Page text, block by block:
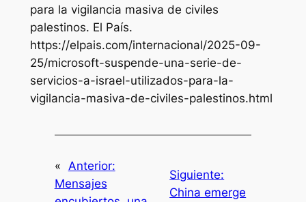
para la vigilancia masiva de civiles
palestinos. El País.
https://elpais.com/internacional/2025-09-
25/microsoft-suspende-una-serie-de-
servicios-a-israel-utilizados-para-la-
vigilancia-masiva-de-civiles-palestinos.html
« Anterior:
Mensajes
Siguiente:
China emerge